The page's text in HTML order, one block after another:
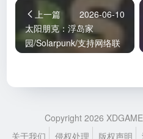
上一篇
2026-06-10
太阳朋克：浮岛家
园/Solarpunk/支持网络联
机
Copyright 2026
关于我们
侵权处理 版权声明